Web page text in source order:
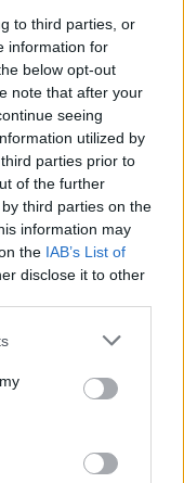
to third parties, or
information for
below opt-out
note that after your
seeing
utilized by
parties prior to
of the further
third parties on the
information may
the IAB’s List of
disclose it to other
Buongiorno